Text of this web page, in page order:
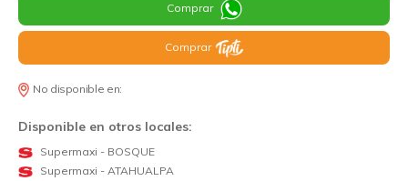
Comprar
Comprar
No disponible en:
Disponible en otros locales:
Supermaxi - BOSQUE
Supermaxi - ATAHUALPA